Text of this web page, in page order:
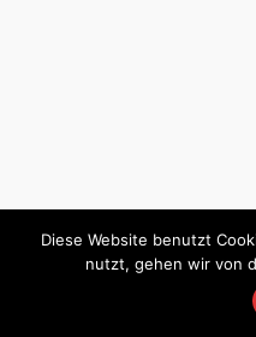
Diese Website benutzt
nutzt, gehen wir von